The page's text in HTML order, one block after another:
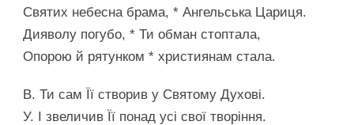
Святих небесна брама, * Ангельська Цариця.
Дияволу погубо, * Ти обман стоптала,
Опорою й рятунком * християнам стала.
В. Ти сам Її створив у Святому Духові.
У. І звеличив Її понад усі свої творіння.